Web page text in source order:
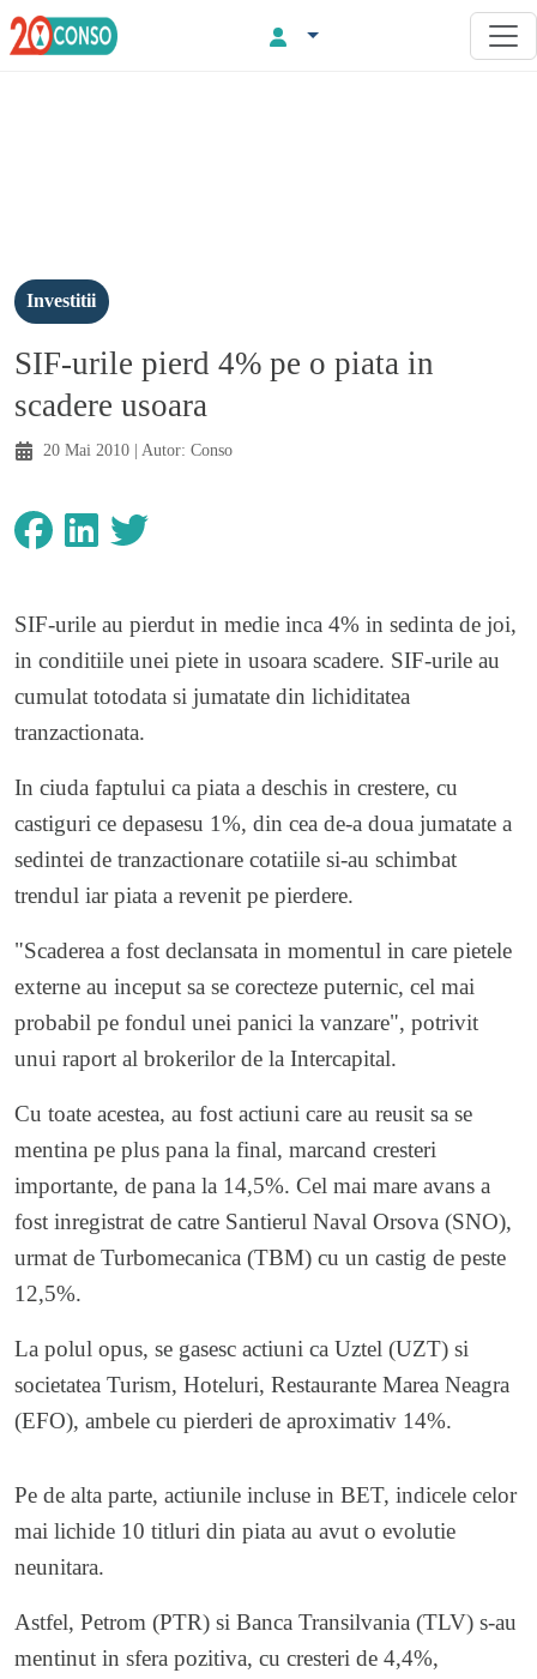
Investitii
SIF-urile pierd 4% pe o piata in
scadere usoara
20 Mai 2010 | Autor: Conso
SIF-urile au pierdut in medie inca 4% in sedinta de joi,
in conditiile unei piete in usoara scadere. SIF-urile au
cumulat totodata si jumatate din lichiditatea
tranzactionata.
In ciuda faptului ca piata a deschis in crestere, cu
castiguri ce depasesu 1%, din cea de-a doua jumatate a
sedintei de tranzactionare cotatiile si-au schimbat
trendul iar piata a revenit pe pierdere.
"Scaderea a fost declansata in momentul in care pietele
externe au inceput sa se corecteze puternic, cel mai
probabil pe fondul unei panici la vanzare", potrivit
unui raport al brokerilor de la Intercapital.
Cu toate acestea, au fost actiuni care au reusit sa se
mentina pe plus pana la final, marcand cresteri
importante, de pana la 14,5%. Cel mai mare avans a
fost inregistrat de catre Santierul Naval Orsova (SNO),
urmat de Turbomecanica (TBM) cu un castig de peste
12,5%.
La polul opus, se gasesc actiuni ca Uztel (UZT) si
societatea Turism, Hoteluri, Restaurante Marea Neagra
(EFO), ambele cu pierderi de aproximativ 14%.
Pe de alta parte, actiunile incluse in BET, indicele celor
mai lichide 10 titluri din piata au avut o evolutie
neunitara.
Astfel, Petrom (PTR) si Banca Transilvania (TLV) s-au
mentinut in sfera pozitiva, cu cresteri de 4,4%,